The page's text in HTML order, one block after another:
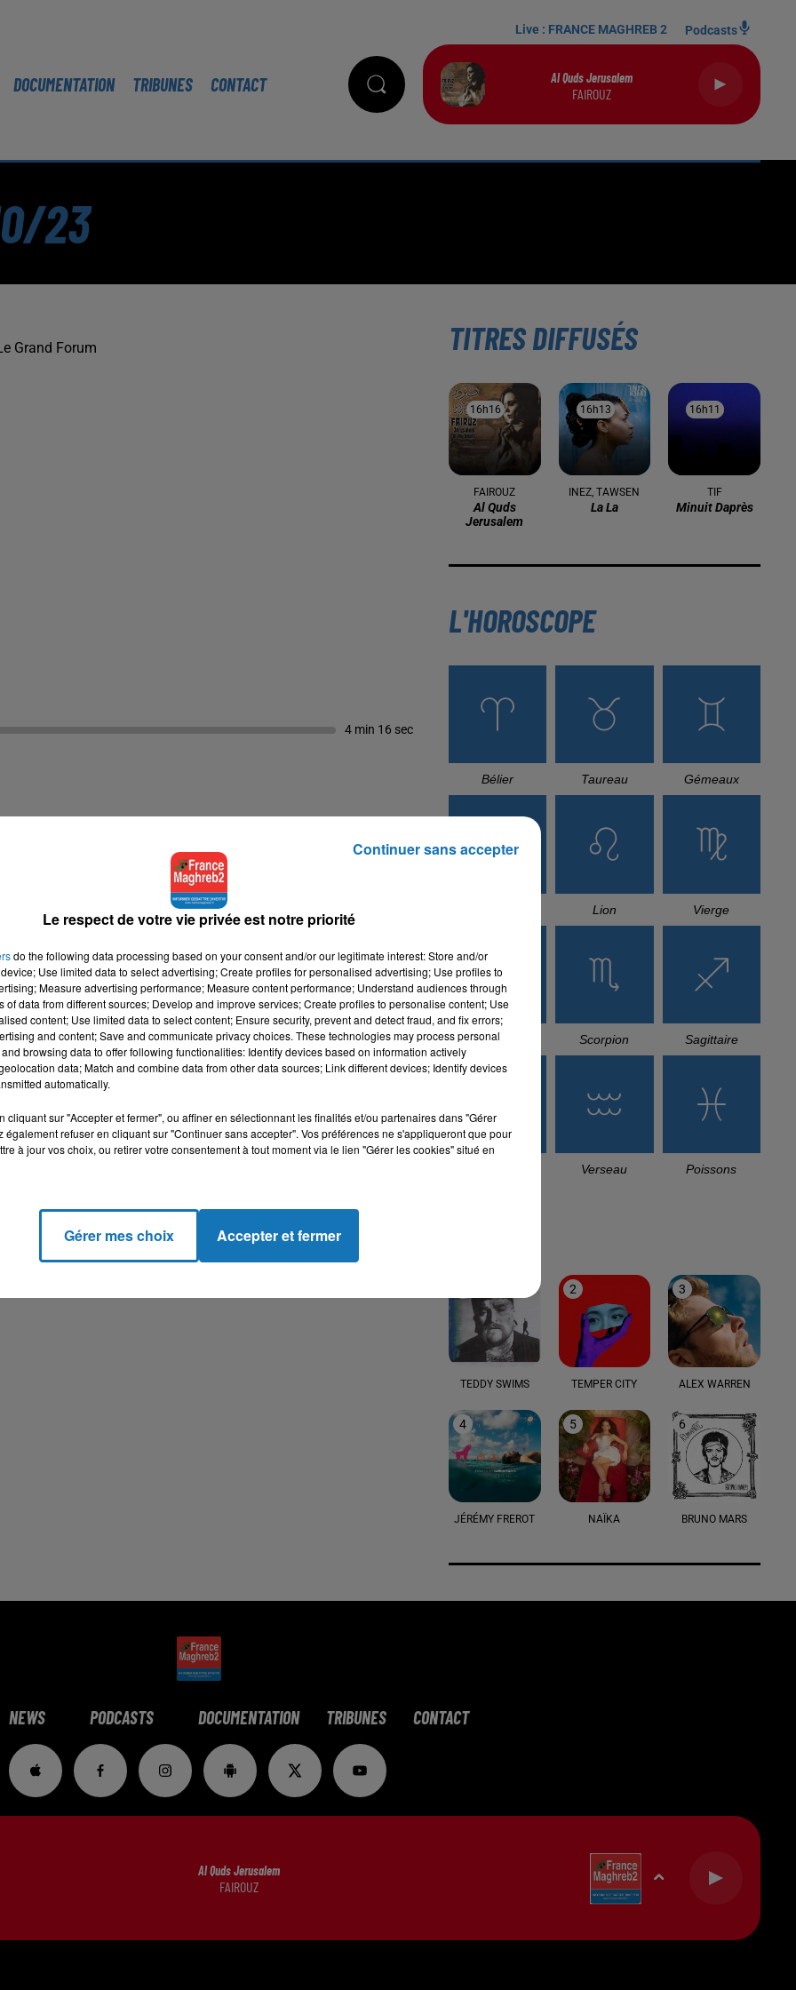
DOCUMENTATION TRIBUNES CONTACT
Live : FRANCE MAGHREB 2 Podcasts
Al Quds Jerusalem
FAIROUZ
23
Grand Forum
4 min 16 sec
TITRES DIFFUSÉS
16h16
16h16
FAIROUZ
Al Quds
Jerusalem
16h13
16h13
INEZ, TAWSEN
La La
16h11
16h11
TIF
Minuit Daprès
L'HOROSCOPE
Bélier Taureau Gémeaux
Lion Vierge
Balance Scorpion Sagittaire
Verseau Poissons
TEDDY SWIMS
2
TEMPER CITY
3
ALEX WARREN
4
JÉRÉMY FREROT
5
NAÏKA
6
BRUNO MARS
NEWS PODCASTS DOCUMENTATION TRIBUNES CONTACT
Al Quds Jerusalem
FAIROUZ
Le respect de votre vie privée est notre priorité
do the following data processing based on your consent and/or our legitimate interest: Store and/or
Use limited data to select advertising; Create profiles for personalised advertising; Use profiles to
Measure advertising performance; Measure content performance; Understand audiences through
of data from different sources; Develop and improve services; Create profiles to personalise content; Use
content; Use limited data to select content; Ensure security, prevent and detect fraud, and fix errors;
and content; Save and communicate privacy choices. These technologies may process personal
browsing data to offer following functionalities: Identify devices based on information actively
data; Match and combine data from other data sources; Link different devices; Identify devices
automatically.
cliquant sur "Accepter et fermer", ou affiner en sélectionnant les finalités et/ou partenaires dans "Gérer
également refuser en cliquant sur "Continuer sans accepter". Vos préférences ne s'appliqueront que pour
à jour vos choix, ou retirer votre consentement à tout moment via le lien "Gérer les cookies" situé en
Gérer mes choix Accepter et fermer
Continuer sans accepter